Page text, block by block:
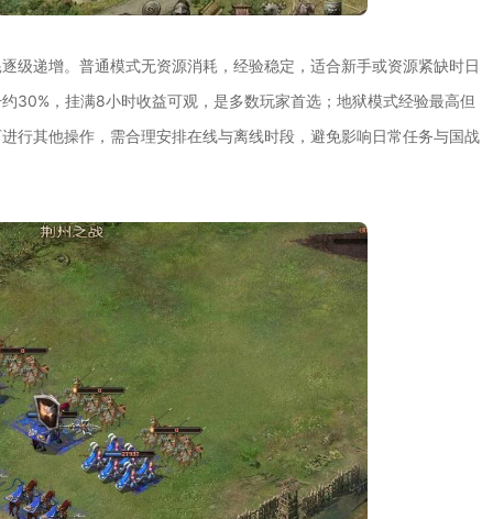
级递增。普通模式无资源消耗，经验稳定，适合新手或资源紧缺时日
30%，挂满8小时收益可观，是多数玩家首选；地狱模式经验最高但
行其他操作，需合理安排在线与离线时段，避免影响日常任务与国战